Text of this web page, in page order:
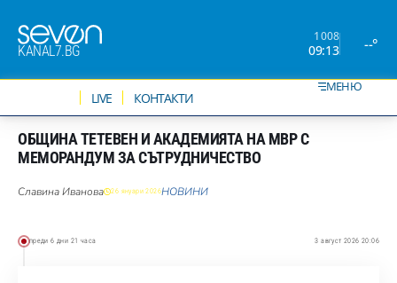
KANAL7.BG
1008
09:13 --°
LIVE КОНТАКТИ
МЕНЮ
ОБЩИНА ТЕТЕВЕН И АКАДЕМИЯТА НА МВР С
МЕМОРАНДУМ ЗА СЪТРУДНИЧЕСТВО
Славина Иванова 26 януари 2026НОВИНИ
преди 6 дни 21 часа 3 август 2026 20:06